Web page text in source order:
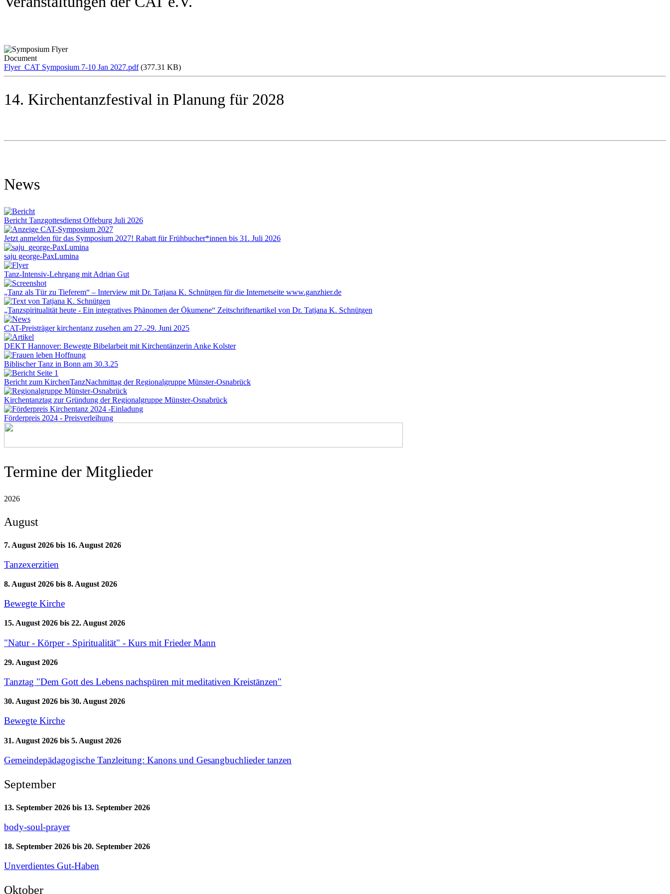
Document
Flyer_CAT Symposium 7-10 Jan 2027.pdf (377.31 KB)
14. Kirchentanzfestival in Planung für 2028
News
Bericht Tanzgottesdienst Offeburg Juli 2026
Jetzt anmelden für das Symposium 2027! Rabatt für Frühbucher*innen bis 31. Juli 2026
saju george-PaxLumina
Tanz-Intensiv-Lehrgang mit Adrian Gut
„Tanz als Tür zu Tieferem“ – Interview mit Dr. Tatjana K. Schnütgen für die Internetseite www.ganzhier.de
„Tanzspiritualität heute - Ein integratives Phänomen der Ökumene“ Zeitschriftenartikel von Dr. Tatjana K. Schnütgen
CAT-Preisträger kirchentanz zusehen am 27.-29. Juni 2025
DEKT Hannover: Bewegte Bibelarbeit mit Kirchentänzerin Anke Kolster
Biblischer Tanz in Bonn am 30.3.25
Bericht zum KirchenTanzNachmittag der Regionalgruppe Münster-Osnabrück
Kirchentanztag zur Gründung der Regionalgruppe Münster-Osnabrück
Förderpreis 2024 - Preisverleihung
Termine der Mitglieder
2026
August
7. August 2026 bis 16. August 2026
Tanzexerzitien
8. August 2026 bis 8. August 2026
Bewegte Kirche
15. August 2026 bis 22. August 2026
"Natur - Körper - Spiritualität" - Kurs mit Frieder Mann
29. August 2026
Tanztag "Dem Gott des Lebens nachspüren mit meditativen Kreistänzen"
30. August 2026 bis 30. August 2026
Bewegte Kirche
31. August 2026 bis 5. August 2026
Gemeindepädagogische Tanzleitung: Kanons und Gesangbuchlieder tanzen
September
13. September 2026 bis 13. September 2026
body-soul-prayer
18. September 2026 bis 20. September 2026
Unverdientes Gut-Haben
Oktober